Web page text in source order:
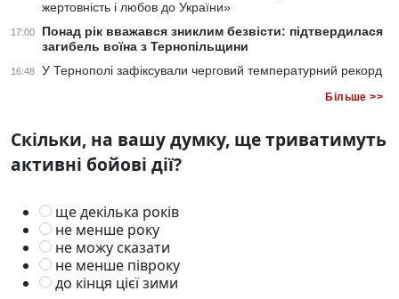
жертовність і любов до України»
17:00
Понад рік вважався зниклим безвісти: підтвердилася
загибель воїна з Тернопільщини
16:48 У Тернополі зафіксували черговий температурний рекорд
Більше >>
Скільки, на вашу думку, ще триватимуть
активні бойові дії?
ще декілька років
не менше року
не можу сказати
не менше півроку
до кінця цієї зими